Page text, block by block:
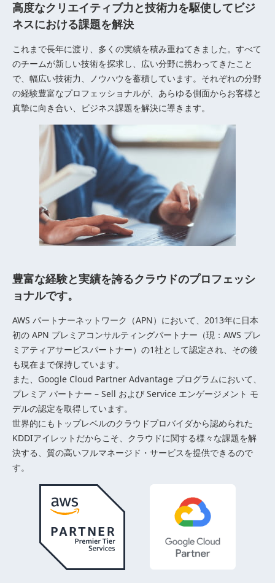
高度なクリエイティブ力と技術力を駆使してビジ
ネスにおける課題を解決
これまで長年に渡り、多くの実績を積み重ねてきました。すべて
のチームが新しい技術を探求し、広い分野に携わってきたこと
で、幅広い技術力、ノウハウを蓄積しています。それぞれの分野
の経験豊富なプロフェッショナルが、あらゆる側面からお客様と
真摯に向き合い、ビジネス課題を解決に導きます。
豊富な経験と実績を誇るクラウドのプロフェッシ
ョナルです。
AWS パートナーネットワーク（APN）において、2013年に日本
初の APN プレミアコンサルティングパートナー（現：AWS プレ
ミアティアサービスパートナー）の1社として認定され、その後
も現在まで保持しています。
また、Google Cloud Partner Advantage プログラムにおいて、
プレミア パートナー – Sell および Service エンゲージメント モ
デルの認定を取得しています。
世界的にもトップレベルのクラウドプロバイダから認められた
KDDIアイレットだからこそ、クラウドに関する様々な課題を解
決する、質の高いフルマネージド・サービスを提供できるので
す。